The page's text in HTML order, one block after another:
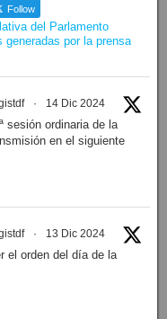
Follow
del Parlamento
por la prensa
· 14 Dic 2024
sesión ordinaria de la
en el siguiente
· 13 Dic 2024
el orden del día de la